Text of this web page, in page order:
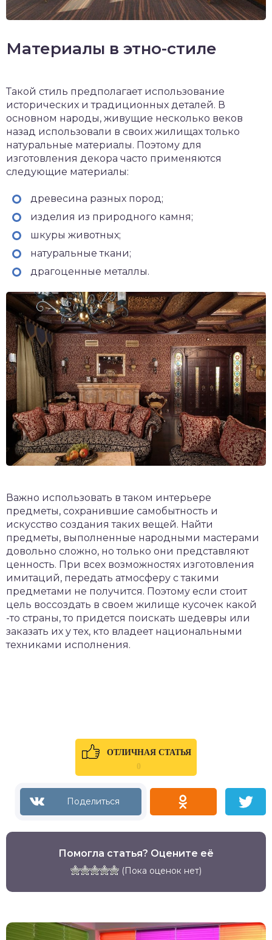
Материалы в этно-стиле
Такой стиль предполагает использование
исторических и традиционных деталей. В
основном народы, живущие несколько веков
назад использовали в своих жилищах только
натуральные материалы. Поэтому для
изготовления декора часто применяются
следующие материалы:
древесина разных пород;
изделия из природного камня;
шкуры животных;
натуральные ткани;
драгоценные металлы.
Важно использовать в таком интерьере
предметы, сохранившие самобытность и
искусство создания таких вещей. Найти
предметы, выполненные народными мастерами
довольно сложно, но только они представляют
ценность. При всех возможностях изготовления
имитаций, передать атмосферу с такими
предметами не получится. Поэтому если стоит
цель воссоздать в своем жилище кусочек какой
-то страны, то придется поискать шедевры или
заказать их у тех, кто владеет национальными
техниками исполнения.
ОТЛИЧНАЯ СТАТЬЯ
0
Помогла статья? Оцените её
(Пока оценок нет)